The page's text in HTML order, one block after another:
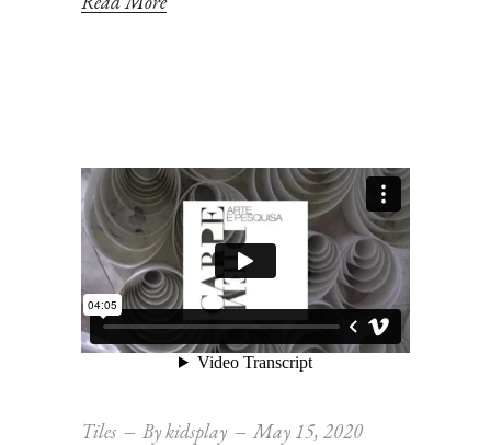
Tiles Bykidsplay May 15, 2020